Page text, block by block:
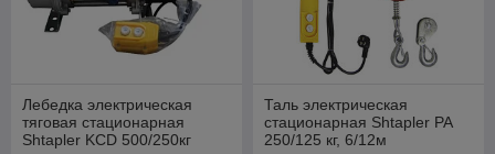
Лебедка электрическая
тяговая стационарная
Shtapler KCD 500/250кг
Таль электрическая
стационарная Shtapler PA
250/125 кг, 6/12м